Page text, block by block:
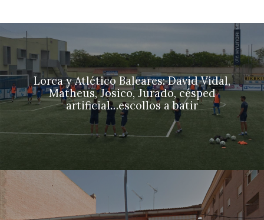
Lorca y Atlético Baleares: David Vidal,
Matheus, Josico, Jurado, césped
artificial…escollos a batir